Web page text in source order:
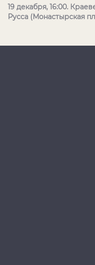
19 декабря, 16:00.
Русса (Монастырская